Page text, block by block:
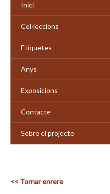
Inici
Col·leccions
Etiquetes
Anys
Exposicions
Contacte
Sobre el projecte
<< Tornar enrere